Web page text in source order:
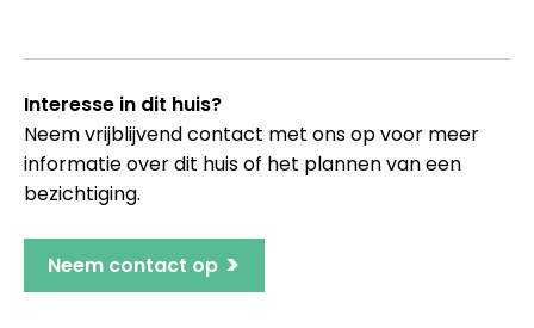
Interesse in dit huis?
Neem vrijblijvend contact met ons op voor meer
informatie over dit huis of het plannen van een
bezichtiging.
Neem contact op >